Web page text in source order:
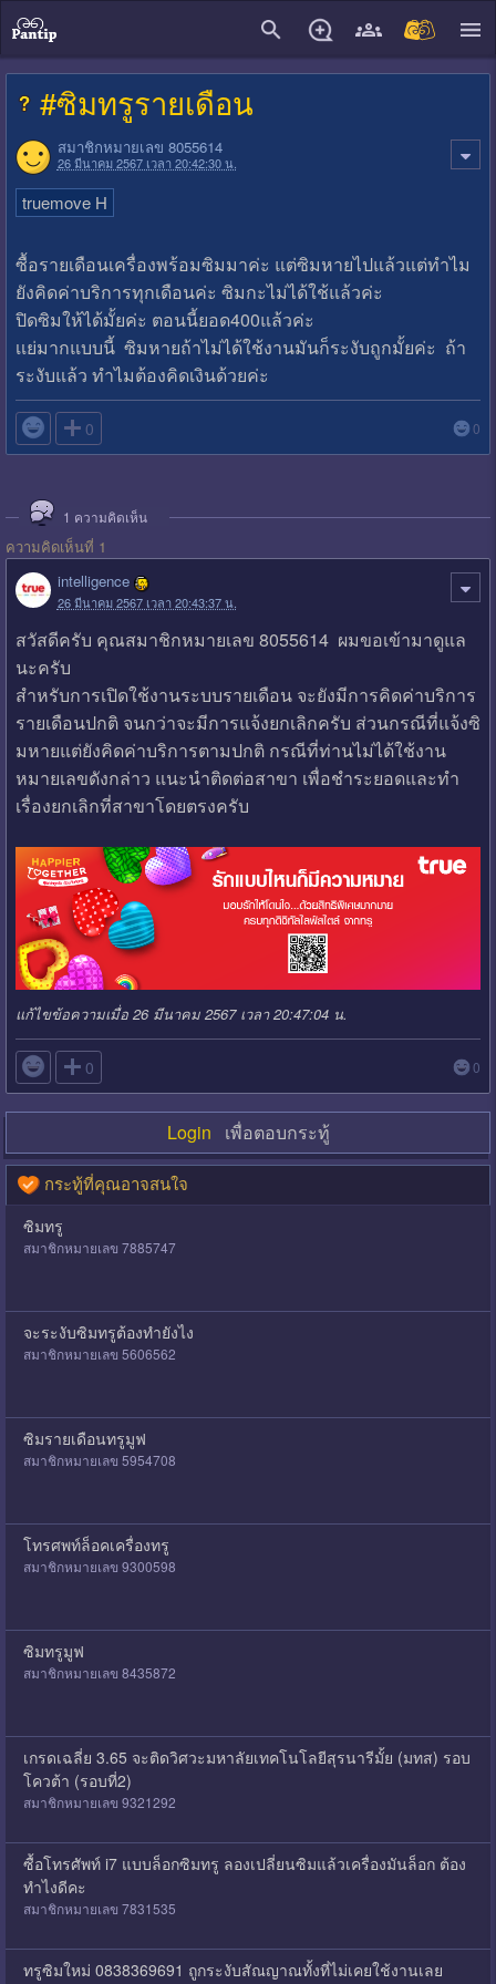
#ซิมทรูรายเดือน
สมาชิกหมายเลข 8055614
26 มีนาคม 2567 เวลา 20:42:30 น.
truemove H
ซื้อรายเดือนเครื่องพร้อมซิมมาค่ะ แต่ซิมหายไปแล้วแต่ทำไม
ยังคิดค่าบริการทุกเดือนค่ะ ซิมกะไม่ได้ใช้แล้วค่ะ
ปิดซิมให้ได้มั้ยค่ะ ตอนนี้ยอด400แล้วค่ะ
เเย่มากแบบนี้ ซิมหายถ้าไม่ได้ใช้งานมันก็ระงับถูกมั้ยค่ะ ถ้า
ระงับแล้ว ทำไมต้องคิดเงินด้วยค่ะ
 0 0
1 ความคิดเห็น
ความคิดเห็นที่ 1
intelligence
26 มีนาคม 2567 เวลา 20:43:37 น.
สวัสดีครับ คุณสมาชิกหมายเลข 8055614 ผมขอเข้ามาดูแล
นะครับ
สำหรับการเปิดใช้งานระบบรายเดือน จะยังมีการคิดค่าบริการ
รายเดือนปกติ จนกว่าจะมีการแจ้งยกเลิกครับ ส่วนกรณีที่แจ้งซิ
มหายแต่ยังคิดค่าบริการตามปกติ กรณีที่ท่านไม่ได้ใช้งาน
หมายเลขดังกล่าว แนะนำติดต่อสาขา เพื่อชำระยอดและทำ
เรื่องยกเลิกที่สาขาโดยตรงครับ
แก้ไขข้อความเมื่อ 26 มีนาคม 2567 เวลา 20:47:04 น.
 0 0
Login เพื่อตอบกระทู้
กระทู้ที่คุณอาจสนใจ
ซิมทรู
สมาชิกหมายเลข 7885747
จะระงับซิมทรูต้องทำยังไง
สมาชิกหมายเลข 5606562
ซิมรายเดือนทรูมูฟ
สมาชิกหมายเลข 5954708
โทรศพท์ล็อคเครื่องทรู
สมาชิกหมายเลข 9300598
ซิมทรูมูฟ
สมาชิกหมายเลข 8435872
เกรดเฉลี่ย 3.65 จะติดวิศวะมหาลัยเทคโนโลยีสุรนารีมั้ย (มทส) รอบ
โควต้า (รอบที่2)
สมาชิกหมายเลข 9321292
ซื้อโทรศัพท์ i7 แบบล็อกซิมทรู ลองเปลี่ยนซิมแล้วเครื่องมันล็อก ต้อง
ทำไงดีคะ
สมาชิกหมายเลข 7831535
ทรูซิมใหม่ 0838369691 ถูกระงับสัณญาณทั้งที่ไม่เคยใช้งานเลย
close